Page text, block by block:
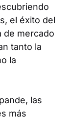
el éxito del
de mercado
tanto la
la
las
más